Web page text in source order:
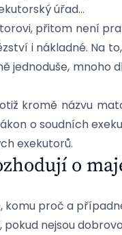
úřad...
přitom není
i nákladné. Na
jednoduše, mnoho
kromě názvu
o soudních
exekutorů.
o
komu proč a
nejsou